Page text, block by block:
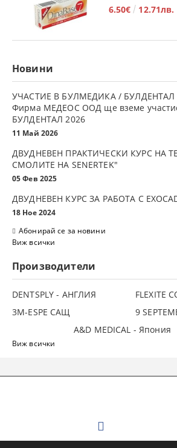
6.50€ 12.71лв.
Новини
УЧАСТИЕ В БУЛМЕДИКА / БУЛДЕНТАЛ
Фирма МЕДЕОС ООД ще вземе
БУЛДЕНТАЛ 2026
11 Май 2026
ДВУДНЕВЕН ПРАКТИЧЕСКИ КУРС НА
СМОЛИТЕ НА SENERTEK"
05 Фев 2025
ДВУДНЕВЕН КУРС ЗА РАБОТА С
18 Ное 2024
Абонирай се за новини
Виж всички
Производители
DENTSPLY - АНГЛИЯ
FLEXITE
3М-ESPE САЩ
9
A&D MEDICAL - Япония
Виж всички